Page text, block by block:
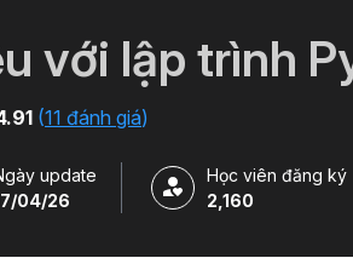
với lập trình
(11 đánh giá)
update
04/26
Học viên đăng ký
2,160